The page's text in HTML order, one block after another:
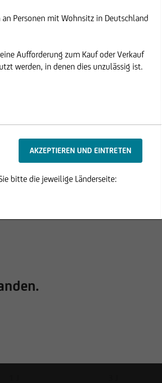
Personen mit Wohnsitz in Deutschland
Aufforderung zum Kauf oder Verkauf
werden, in denen dies unzulässig ist.
bitte die jeweilige Länderseite: